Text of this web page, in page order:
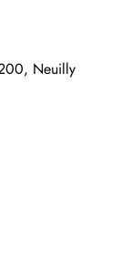
Neuilly